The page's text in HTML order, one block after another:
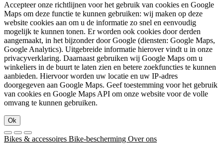
Accepteer onze richtlijnen voor het gebruik van cookies en Google
Maps om deze functie te kunnen gebruiken: wij maken op deze
website cookies aan om u de informatie zo snel en eenvoudig
mogelijk te kunnen tonen. Er worden ook cookies door derden
aangemaakt, in het bijzonder door Google (diensten: Google Maps,
Google Analytics). Uitgebreide informatie hierover vindt u in onze
privacyverklaring. Daarnaast gebruiken wij Google Maps om u
winkeliers in de buurt te laten zien en betere zoekfuncties te kunnen
aanbieden. Hiervoor worden uw locatie en uw IP-adres
doorgegeven aan Google Maps. Geef toestemming voor het gebruik
van cookies en Google Maps API om onze website voor de volle
omvang te kunnen gebruiken.
Ok
Bikes & accessoires Bike-bescherming Over ons